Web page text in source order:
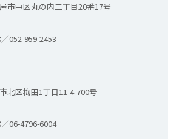
市中区丸の内三丁目20番17号
／052-959-2453
北区梅田1丁目11-4-700号
／06-4796-6004